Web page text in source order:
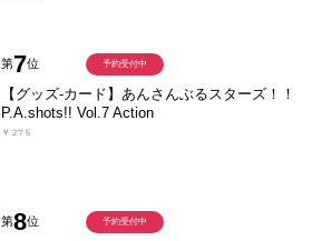
第7位
【グッズ-カード】あんさんぶるスターズ！！
P.A.shots!! Vol.7 Action
￥275
予約受付中
第8位 予約受付中